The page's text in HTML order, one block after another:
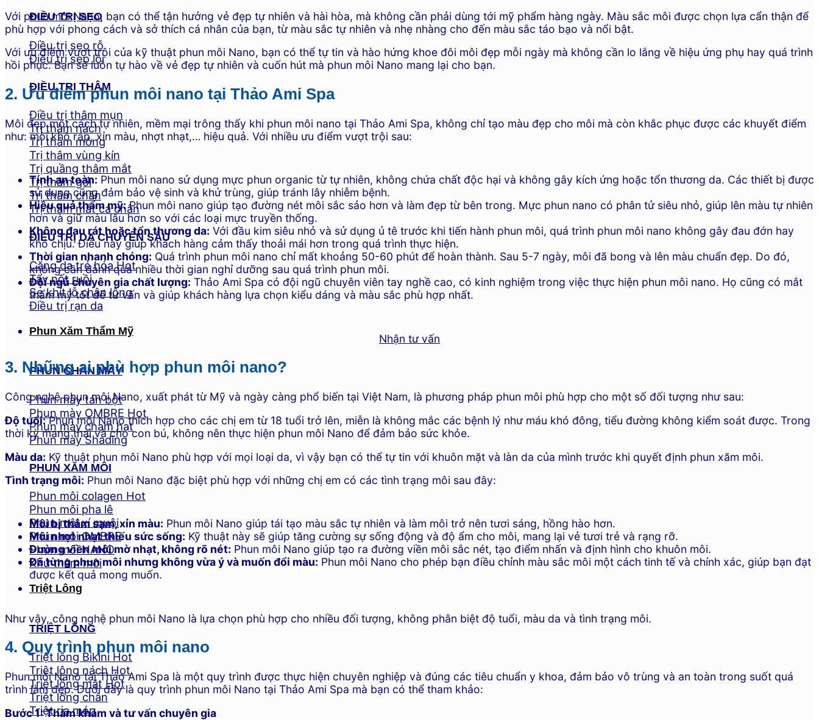
ĐIỀU TRỊ SẸO
Điều trị sẹo rỗ
Điều trị sẹo lồi
ĐIỀU TRỊ THÂM
Điều trị thâm mụn
Trị thâm nách
Trị thâm mông
Trị thâm vùng kín
Trị quầng thâm mắt
Trị thâm gối
Trị thâm chân
Trị thâm mắt cá chân
ĐIỀU TRỊ DA CHUYÊN SÂU
Căng da trẻ hóa
Tẩy nốt ruồi
Se khít lỗ chân lông
Điều trị rạn da
Phun Xăm Thẩm Mỹ
PHUN CHÂN MÀY
Phun mày tán bột
Phun mày OMBRE
Phun mày chạm hạt
Phun mày Shading
PHUN XĂM MÔI
Phun môi colagen
Phun môi pha lê
Phun môi xí muội
Phun môi OMBRE
Phun môi NANO
Khử thâm môi
Triệt Lông
TRIỆT LÔNG
Triệt lông Bikini
Triệt lông nách
Triệt lông mặt
Triệt lông chân
Triệt ria mép
Với phun môi Nano, bạn có thể tận hưởng vẻ đẹp tự nhiên và hài hòa, mà không cần phải dùng tới mỹ phẩm hàng ngày. Màu sắc môi được chọn lựa cẩn thận để
phù hợp với phong cách và sở thích cá nhân của bạn, từ màu sắc tự nhiên và nhẹ nhàng cho đến màu sắc táo bạo và nổi bật.
Với ưu điểm vượt trội của kỹ thuật phun môi Nano, bạn có thể tự tin và hào hứng khoe đôi môi đẹp mỗi ngày mà không cần lo lắng về hiệu ứng phụ hay quá trình
hồi phục. Bạn sẽ luôn tự hào về vẻ đẹp tự nhiên và cuốn hút mà phun môi Nano mang lại cho bạn.
2. Ưu điểm phun môi nano tại Thảo Ami Spa
Môi đẹp một cách tự nhiên, mềm mại trông thấy khi phun môi nano tại Thảo Ami Spa, không chỉ tạo màu đẹp cho môi mà còn khắc phục được các khuyết điểm
như: môi khô ráp, xỉn màu, nhợt nhạt,… hiệu quả. Với nhiều ưu điểm vượt trội sau:
Tính an toàn: Phun môi nano sử dụng mực phun organic từ tự nhiên, không chứa chất độc hại và không gây kích ứng hoặc tổn thương da. Các thiết bị được
sử dụng cũng đảm bảo vệ sinh và khử trùng, giúp tránh lây nhiễm bệnh.
Hiệu quả thẩm mỹ:Phun môi nano giúp tạo đường nét môi sắc sảo hơn và làm đẹp từ bên trong. Mực phun nano có phân tử siêu nhỏ, giúp lên màu tự nhiên
hơn và giữ màu lâu hơn so với các loại mực truyền thống.
Không đau rát hoặc tổn thương da: Với đầu kim siêu nhỏ và sử dụng ủ tê trước khi tiến hành phun môi, quá trình phun môi nano không gây đau đớn hay
khó chịu. Điều này giúp khách hàng cảm thấy thoải mái hơn trong quá trình thực hiện.
Thời gian nhanh chóng: Quá trình phun môi nano chỉ mất khoảng 50-60 phút để hoàn thành. Sau 5-7 ngày, môi đã bong và lên màu chuẩn đẹp. Do đó,
không cần dành quá nhiều thời gian nghỉ dưỡng sau quá trình phun môi.
Đội ngũ chuyên gia chất lượng: Thảo Ami Spa có đội ngũ chuyên viên tay nghề cao, có kinh nghiệm trong việc thực hiện phun môi nano. Họ cũng có mắt
thẩm mỹ tốt để tư vấn và giúp khách hàng lựa chọn kiểu dáng và màu sắc phù hợp nhất.
Nhận tư vấn
3. Những ai phù hợp phun môi nano?
Công nghệ phun môi Nano, xuất phát từ Mỹ và ngày càng phổ biến tại Việt Nam, là phương pháp phun môi phù hợp cho một số đối tượng như sau:
Độ tuổi:Phun môi Nano thích hợp cho các chị em từ 18 tuổi trở lên, miễn là không mắc các bệnh lý như máu khó đông, tiểu đường không kiểm soát được. Trong
thời kỳ mang thai và cho con bú, không nên thực hiện phun môi Nano để đảm bảo sức khỏe.
Màu da: Kỹ thuật phun môi Nano phù hợp với mọi loại da, vì vậy bạn có thể tự tin với khuôn mặt và làn da của mình trước khi quyết định phun xăm môi.
Tình trạng môi: Phun môi Nano đặc biệt phù hợp với những chị em có các tình trạng môi sau đây:
Môi bị thâm sạm, xỉn màu: Phun môi Nano giúp tái tạo màu sắc tự nhiên và làm môi trở nên tươi sáng, hồng hào hơn.
Môi nhợt nhạt thiếu sức sống: Kỹ thuật này sẽ giúp tăng cường sự sống động và độ ẩm cho môi, mang lại vẻ tươi trẻ và rạng rỡ.
Đường viền môi mờ nhạt, không rõ nét: Phun môi Nano giúp tạo ra đường viền môi sắc nét, tạo điểm nhấn và định hình cho khuôn môi.
Đã từng phun môi nhưng không vừa ý và muốn đổi màu: Phun môi Nano cho phép bạn điều chỉnh màu sắc môi một cách tinh tế và chính xác, giúp bạn đạt
được kết quả mong muốn.
Như vậy, công nghệ phun môi Nano là lựa chọn phù hợp cho nhiều đối tượng, không phân biệt độ tuổi, màu da và tình trạng môi.
4. Quy trình phun môi nano
Phun môi Nano tại Thảo Ami Spa là một quy trình được thực hiện chuyên nghiệp và đúng các tiêu chuẩn y khoa, đảm bảo vô trùng và an toàn trong suốt quá
trình làm đẹp. Dưới đây là quy trình phun môi Nano tại Thảo Ami Spa mà bạn có thể tham khảo:
Bước 1: Thăm khám và tư vấn chuyên gia